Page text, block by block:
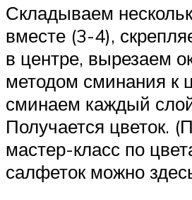
Складываем
вместе (3-4),
в центре, вырезаем
методом сминания к
сминаем каждый
Получается цветок.
мастер-класс по
салфеток можно